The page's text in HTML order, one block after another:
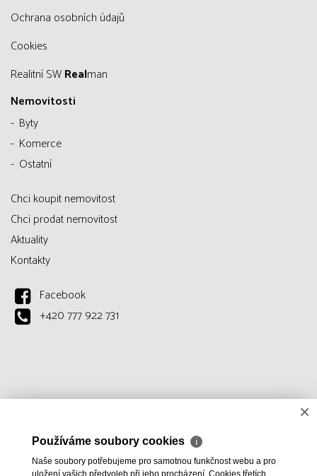
Ochrana osobních údajů
Cookies
Realitní SWRealman
Nemovitosti
Byty
Komerce
Ostatní
Chci koupit nemovitost
Chci prodat nemovitost
Aktuality
Kontakty
Facebook
+420 777 922 731
×
Používáme soubory cookies ℹ
Naše soubory potřebujeme pro samotnou funkčnost webu a pro
uložení vašich předvoleb při jeho procházení. Cookies třetích